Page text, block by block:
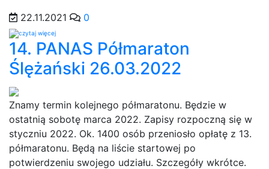
22.11.2021
0
14. PANAS Półmaraton
Ślężański 26.03.2022
Znamy termin kolejnego półmaratonu. Będzie w
ostatnią sobotę marca 2022. Zapisy rozpoczną się w
styczniu 2022. Ok. 1400 osób przeniosło opłatę z 13.
półmaratonu. Będą na liście startowej po
potwierdzeniu swojego udziału. Szczegóły wkrótce.